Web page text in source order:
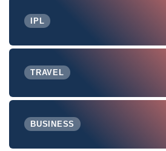
IPL
TRAVEL
BUSINESS